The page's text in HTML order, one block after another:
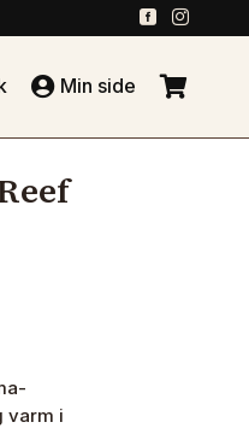
 
 Min side 
varm i